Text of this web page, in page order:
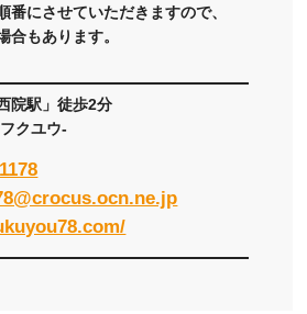
にさせていただきますので、
合もあります。
院駅」徒歩2分
クユウ-